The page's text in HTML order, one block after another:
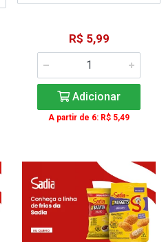
R$ 5,99
Adicionar
A partir de 6: R$ 5,49